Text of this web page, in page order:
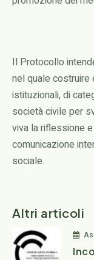
Il Protocollo
nel quale costruire
istituzionali, di
società civile per
viva la riflessione
comunicazione
sociale.
Altri articoli